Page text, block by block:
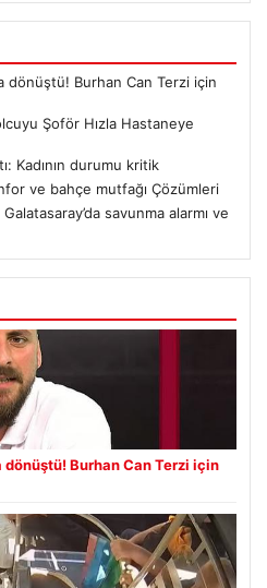
dönüştü! Burhan Can Terzi için
Şoför Hızla Hastaneye
Kadının durumu kritik
ve bahçe mutfağı Çözümleri
savunma alarmı ve
Burhan Can Terzi için